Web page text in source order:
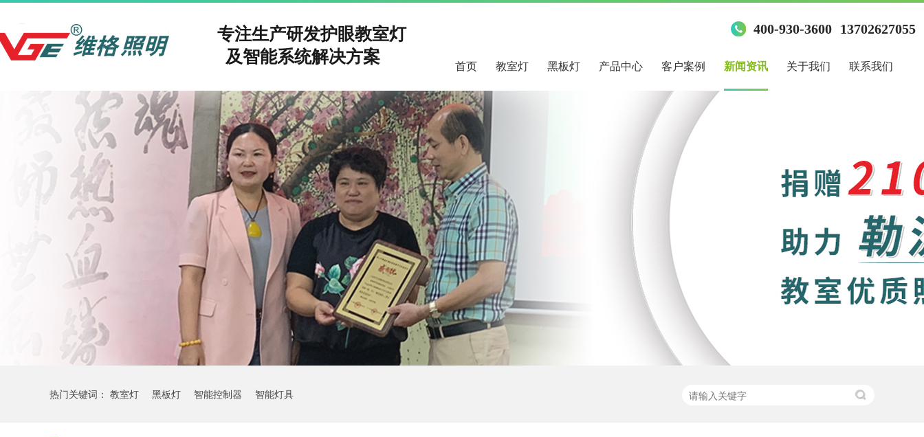
专注生产研发护眼教室灯
及智能系统解决方案
400-930-3600 13702627055
首页 教室灯 黑板灯 产品中心 客户案例 新闻资讯 关于我们 联系我们
热门关键词： 教室灯 黑板灯 智能控制器 智能灯具